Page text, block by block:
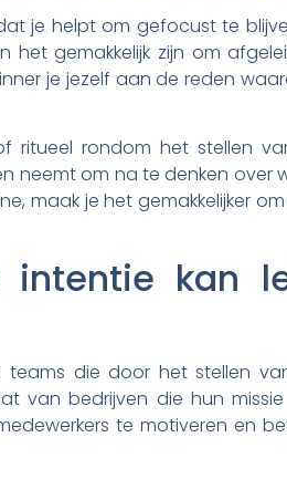
je helpt om gefocust te
het gemakkelijk zijn om
je jezelf aan de reden
ritueel rondom het stellen
neemt om na te denken over
maak je het gemakkelijker
intentie kan
die door het stellen
van bedrijven die hun
te motiveren en